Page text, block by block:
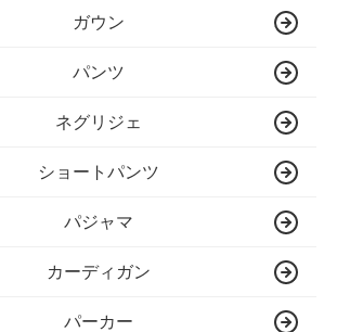
ガウン
パンツ
ネグリジェ
ショートパンツ
パジャマ
カーディガン
パーカー